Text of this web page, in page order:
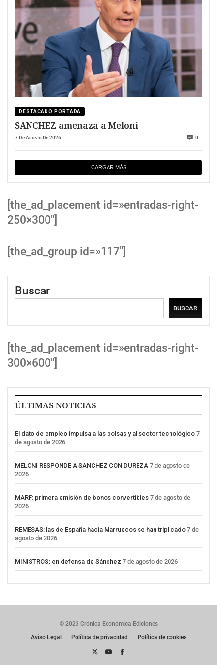
DESTACADO PORTADA
SANCHEZ amenaza a Meloni
7 De Agosto De 2026 0
CARGAR MÁS
[the_ad_placement id=»entradas-right-
250×300″]
[the_ad_group id=»117″]
Buscar
BUSCAR
[the_ad_placement id=»entradas-right-
300×600″]
ÚLTIMAS NOTICIAS
El dato de empleo impulsa a las bolsas y al sector tecnológico 7
de agosto de 2026
MELONI RESPONDE A SANCHEZ CON DUREZA 7 de agosto de
2026
MARF: primera emisión de bonos convertibles 7 de agosto de
2026
REMESAS: las de España hacia Marruecos se han triplicado 7 de
agosto de 2026
MINISTROS; en defensa de Sánchez 7 de agosto de 2026
© 2023 Crónica Económica Ediciones
Aviso Legal
Política de privacidad Política de cookies